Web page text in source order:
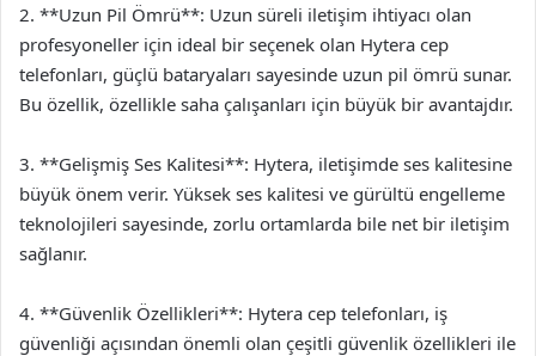
2. **Uzun Pil Ömrü**: Uzun süreli iletişim ihtiyacı olan
profesyoneller için ideal bir seçenek olan Hytera cep
telefonları, güçlü bataryaları sayesinde uzun pil ömrü sunar.
Bu özellik, özellikle saha çalışanları için büyük bir avantajdır.
3. **Gelişmiş Ses Kalitesi**: Hytera, iletişimde ses kalitesine
büyük önem verir. Yüksek ses kalitesi ve gürültü engelleme
teknolojileri sayesinde, zorlu ortamlarda bile net bir iletişim
sağlanır.
4. **Güvenlik Özellikleri**: Hytera cep telefonları, iş
güvenliği açısından önemli olan çeşitli güvenlik özellikleri ile